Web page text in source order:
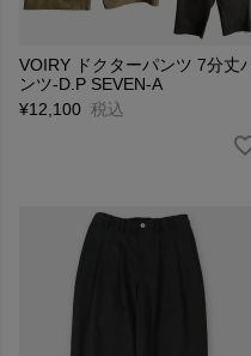
VOIRY ドクターパンツ 7分丈
ンツ-D.P SEVEN-A
¥12,100 税込